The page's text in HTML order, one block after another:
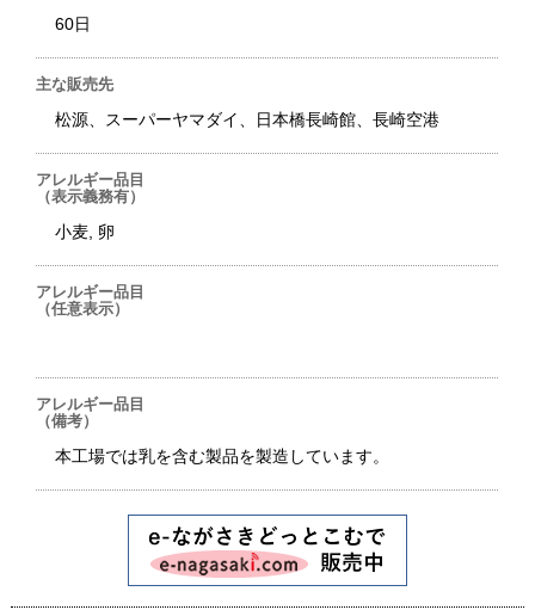
60日
主な販売先
松源、スーパーヤマダイ、日本橋長崎館、長崎空港
アレルギー品目
（表示義務有）
小麦, 卵
アレルギー品目
（任意表示）
アレルギー品目
（備考）
本工場では乳を含む製品を製造しています。